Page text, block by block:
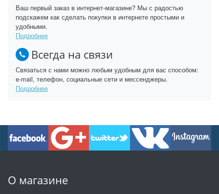
Ваш первый заказ в интернет-магазине? Мы с радостью
подскажем как сделать покупки в интернете простыми и
удобными.
Подробнее
Всегда на связи
Связаться с нами можно любым удобным для вас способом:
e-mail, телефон, социальные сети и мессенджеры.
Подробнее
О магазине